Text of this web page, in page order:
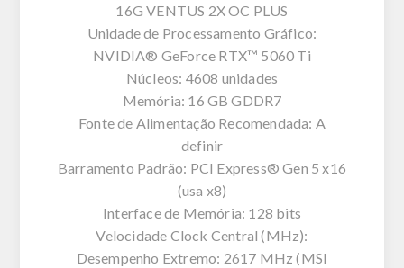
16G VENTUS 2X OC PLUS
Unidade de Processamento Gráfico:
NVIDIA® GeForce RTX™ 5060 Ti
Núcleos: 4608 unidades
Memória: 16 GB GDDR7
Fonte de Alimentação Recomendada: A
definir
Barramento Padrão: PCI Express® Gen 5 x16
(usa x8)
Interface de Memória: 128 bits
Velocidade Clock Central (MHz):
Desempenho Extremo: 2617 MHz (MSI